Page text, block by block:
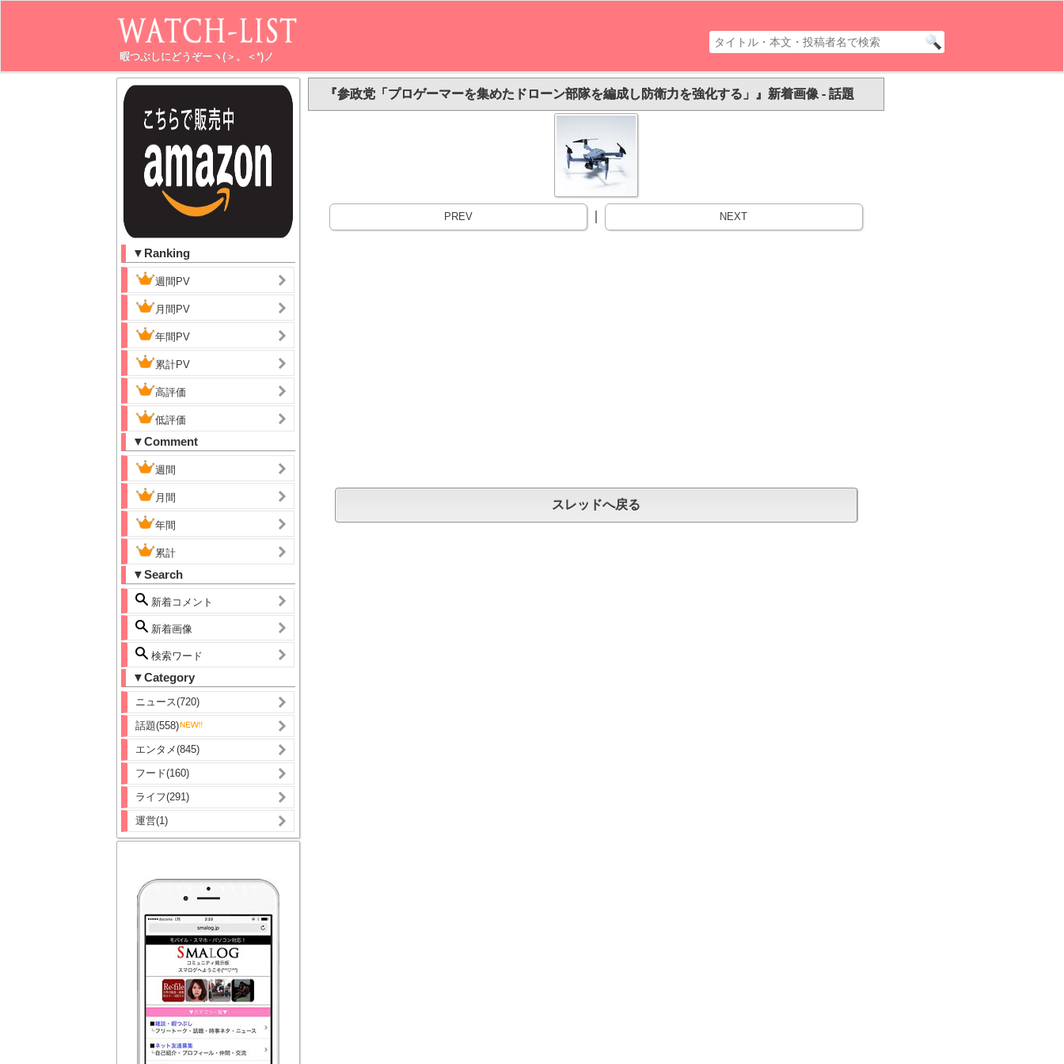
暇つぶしにどうぞーヽ(＞。＜*)ノ
▼Ranking
週間PV
月間PV
年間PV
累計PV
高評価
低評価
▼Comment
週間
月間
年間
累計
▼Search
新着コメント
新着画像
検索ワード
▼Category
ニュース(720)
話題(558)
エンタメ(845)
フード(160)
ライフ(291)
運営(1)
『参政党「プロゲーマーを集めたドローン部隊を編成し防衛力を強化する」』新着画像 - 話題
PREV NEXT
スレッドへ戻る